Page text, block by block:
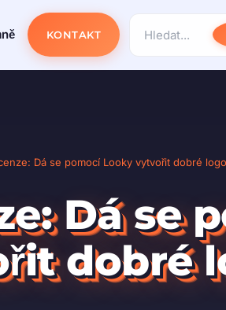
KONTAKT
Dá se pomocí Looky vytvořit dobré
Dá se
dobré